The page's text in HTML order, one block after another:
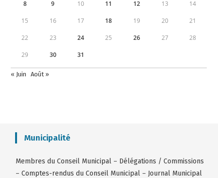
8 9 10 11 12 13 14
15 16 17 18 19 20 21
22 23 24 25 26 27 28
29 30 31
« Juin Août »
Municipalité
Membres du Conseil Municipal – Délégations / Commissions
–Comptes-rendus du Conseil Municipal – Journal Municipal